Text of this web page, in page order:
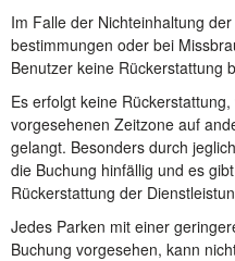
Im Falle der Nichteinhaltung
bestimmungen oder bei
Benutzer keine Rückerstattung
Es erfolgt keine
vorgesehenen Zeitzone auf
gelangt. Besonders durch
die Buchung hinfällig und es
Rückerstattung der
Jedes Parken mit einer
Buchung vorgesehen, kann